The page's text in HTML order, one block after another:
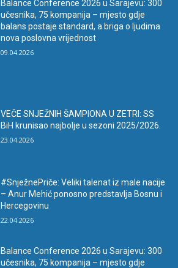
Balance Conference 2026 u Sarajevu: 300
učesnika, 75 kompanija – mjesto gdje
balans postaje standard, a briga o ljudima
nova poslovna vrijednost
09.04.2026
VEČE SNJEŽNIH ŠAMPIONA U ZETRI: SS
BiH krunisao najbolje u sezoni 2025/2026.
23.04.2026
#SnježnePriče: Veliki talenat iz male nacije
– Anur Mehić ponosno predstavlja Bosnu i
Hercegovinu
22.04.2026
Balance Conference 2026 u Sarajevu: 300
učesnika, 75 kompanija – mjesto gdje